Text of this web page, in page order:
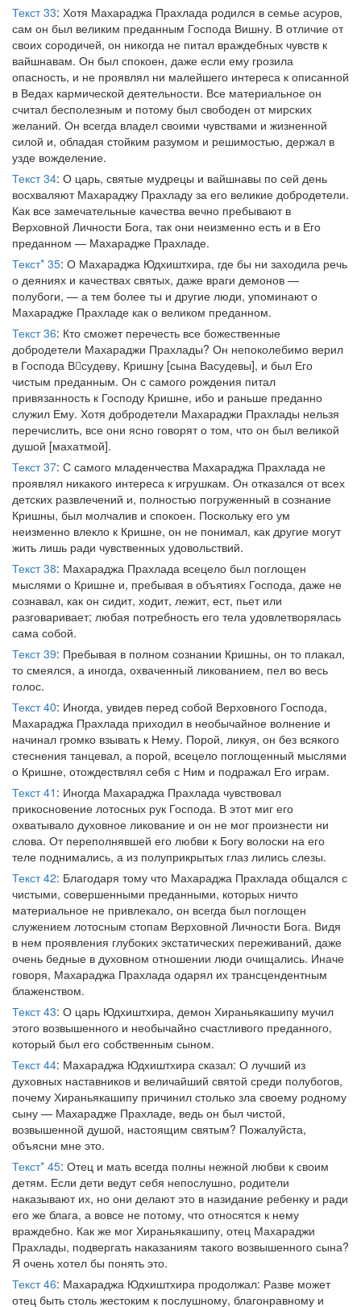
Текст 33: Хотя Махараджа Прахлада родился в семье асуров,
сам он был великим преданным Господа Вишну. В отличие от
своих сородичей, он никогда не питал враждебных чувств к
вайшнавам. Он был спокоен, даже если ему грозила
опасность, и не проявлял ни малейшего интереса к описанной
в Ведах кармической деятельности. Все материальное он
считал бесполезным и потому был свободен от мирских
желаний. Он всегда владел своими чувствами и жизненной
силой и, обладая стойким разумом и решимостью, держал в
узде вожделение.
Текст 34: О царь, святые мудрецы и вайшнавы по сей день
восхваляют Махараджу Прахладу за его великие добродетели.
Как все замечательные качества вечно пребывают в
Верховной Личности Бога, так они неизменно есть и в Его
преданном — Махарадже Прахладе.
Текст* 35: О Махараджа Юдхиштхира, где бы ни заходила речь
о деяниях и качествах святых, даже враги демонов —
полубоги, — а тем более ты и другие люди, упоминают о
Махарадже Прахладе как о великом преданном.
Текст 36: Кто сможет перечесть все божественные
добродетели Махараджи Прахлады? Он непоколебимо верил
в Господа Всудеву, Кришну [сына Васудевы], и был Его
чистым преданным. Он с самого рождения питал
привязанность к Господу Кришне, ибо и раньше преданно
служил Ему. Хотя добродетели Махараджи Прахлады нельзя
перечислить, все они ясно говорят о том, что он был великой
душой [махатмой].
Текст 37: С самого младенчества Махараджа Прахлада не
проявлял никакого интереса к игрушкам. Он отказался от всех
детских развлечений и, полностью погруженный в сознание
Кришны, был молчалив и спокоен. Поскольку его ум
неизменно влекло к Кришне, он не понимал, как другие могут
жить лишь ради чувственных удовольствий.
Текст 38: Махараджа Прахлада всецело был поглощен
мыслями о Кришне и, пребывая в объятиях Господа, даже не
сознавал, как он сидит, ходит, лежит, ест, пьет или
разговаривает; любая потребность его тела удовлетворялась
сама собой.
Текст 39: Пребывая в полном сознании Кришны, он то плакал,
то смеялся, а иногда, охваченный ликованием, пел во весь
голос.
Текст 40: Иногда, увидев перед собой Верховного Господа,
Махараджа Прахлада приходил в необычайное волнение и
начинал громко взывать к Нему. Порой, ликуя, он без всякого
стеснения танцевал, а порой, всецело поглощенный мыслями
о Кришне, отождествлял себя с Ним и подражал Его играм.
Текст 41 : Иногда Махараджа Прахлада чувствовал
прикосновение лотосных рук Господа. В этот миг его
охватывало духовное ликование и он не мог произнести ни
слова. От переполнявшей его любви к Богу волоски на его
теле поднимались, а из полуприкрытых глаз лились слезы.
Текст 42: Благодаря тому что Махараджа Прахлада общался с
чистыми, совершенными преданными, которых ничто
материальное не привлекало, он всегда был поглощен
служением лотосным стопам Верховной Личности Бога. Видя
в нем проявления глубоких экстатических переживаний, даже
очень бедные в духовном отношении люди очищались. Иначе
говоря, Махараджа Прахлада одарял их трансцендентным
блаженством.
Текст 43: О царь Юдхиштхира, демон Хираньякашипу мучил
этого возвышенного и необычайно счастливого преданного,
который был его собственным сыном.
Текст 44: Махараджа Юдхиштхира сказал: О лучший из
духовных наставников и величайший святой среди полубогов,
почему Хираньякашипу причинил столько зла своему родному
сыну — Махарадже Прахладе, ведь он был чистой,
возвышенной душой, настоящим святым? Пожалуйста,
объясни мне это.
Текст* 45: Отец и мать всегда полны нежной любви к своим
детям. Если дети ведут себя непослушно, родители
наказывают их, но они делают это в назидание ребенку и ради
его же блага, а вовсе не потому, что относятся к нему
враждебно. Как же мог Хираньякашипу, отец Махараджи
Прахлады, подвергать наказаниям такого возвышенного сына?
Я очень хотел бы понять это.
Текст 46: Махараджа Юдхиштхира продолжал: Разве может
отец быть столь жестоким к послушному, благонравному и